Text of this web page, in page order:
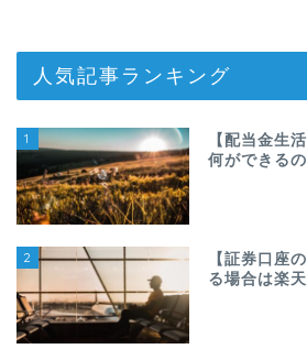
人気記事ランキング
1
【配当金生
何ができるの
2
【証券口座
る場合は楽